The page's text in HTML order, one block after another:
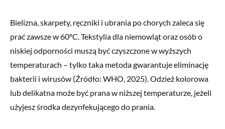
Bielizna, skarpety, ręczniki i ubrania po chorych zaleca się
prać zawsze w 60°C. Tekstylia dla niemowląt oraz osób o
niskiej odporności muszą być czyszczone w wyższych
temperaturach – tylko taka metoda gwarantuje eliminację
bakterii i wirusów (Źródło: WHO, 2025). Odzież kolorowa
lub delikatna może być prana w niższej temperaturze, jeżeli
użyjesz środka dezynfekującego do prania.